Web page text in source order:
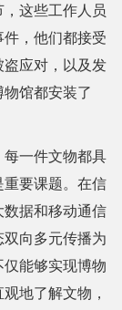
这些工作人员
，他们都接受
应对，以及发
馆都安装了
一件文物都具
重要课题。在信
据和移动通信
向多元传播为
能够实现博物
地了解文物，